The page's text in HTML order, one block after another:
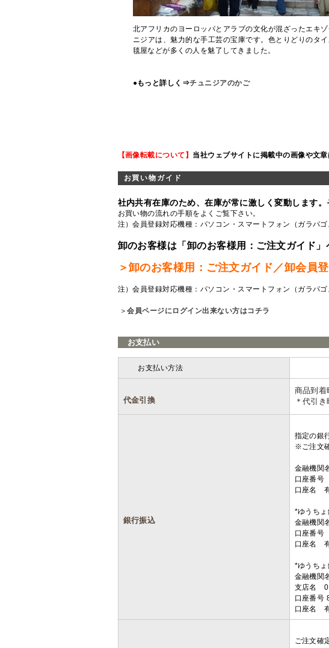
北アフリカのヨーロッパとアラブの文化が混ざったエキ
ニジアは、魅力的な手工芸の宝庫です。色とりどりのタ
毯屋などが多くの人を魅了してきました。
●もっと詳しく⇒チュニジアのかご
【画像転載について】 当社ウェブサイトに掲載中の画像や文章
お買い物ガイド
社内共有在庫のため、在庫が常に激しく変動します
お買い物の流れの手順をよくご覧下さい。
注）会員登録対応機種：パソコン・スマートフォン（ガラパゴ
卸のお客様は「卸のお客様用：ご注文ガイド」
＞卸のお客様用：ご注文ガイド／卸会員
注）会員登録対応機種：パソコン・スマートフォン（ガラパゴ
＞会員ページにログイン出来ない方はコチラ
お支払い
お支払い方法
代金引換
商品到着
＊代引
銀行振込
指定の銀
※ご注文
金融機
口座番
口座名
*ゆうち
金融機関
口座番
口座名
*ゆうち
金融機関
支店名
口座番号
口座名
ご注文確